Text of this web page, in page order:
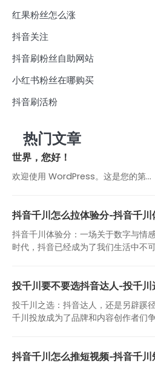
红果粉丝怎么涨
抖音关注
抖音刷粉丝自助网站
小红书粉丝在哪购买
抖音刷活粉
热门文章
世界，您好！
欢迎使用 WordPress。这是您的第…
抖音千川怎么拉体验分-抖音千
抖音千川体验分：一场关于数字与情
时代，抖音已经成为了我们生活中不
投千川要不要选抖音达人-投千川
投千川之选：抖音达人，还是另辟蹊
千川投放成为了品牌和内容创作者们
抖音千川怎么推短视频-抖音千